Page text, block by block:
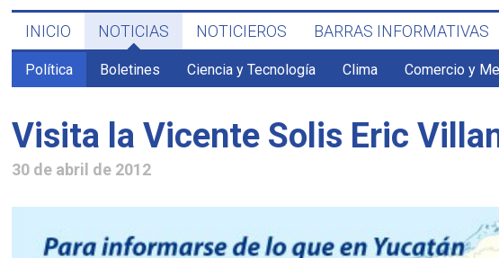
INICIO NOTICIAS NOTICIEROS BARRAS INFORMATIVAS
Política Boletines Ciencia y Tecnología Clima Comercio y
Visita la Vicente Solis Eric
30 de abril de 2012